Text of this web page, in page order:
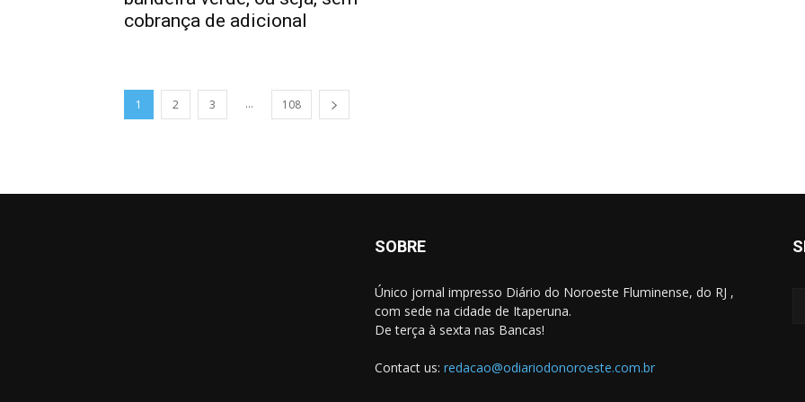
cobrança de adicional
1 2 3 ... 108
SOBRE
Único jornal impresso Diário do Noroeste Fluminense, do RJ ,
com sede na cidade de Itaperuna.
De terça à sexta nas Bancas!
Contact us: redacao@odiariodonoroeste.com.br